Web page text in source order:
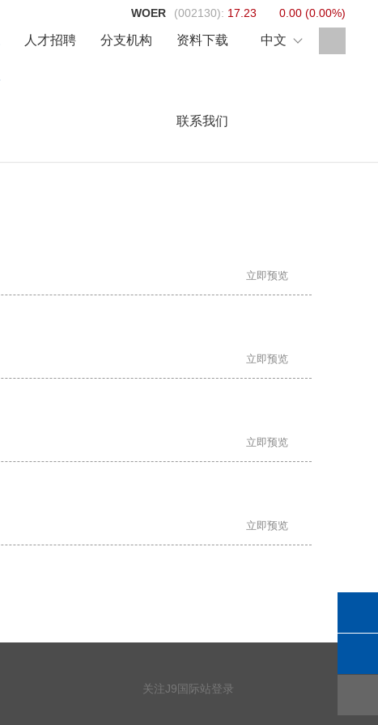
人才招聘 分支机构 资料下载
联系我们
中文
WOER (002130): 17.23 0.00 (0.00%)
联系我们[Contact us]
立即预览
立即预览
立即预览
立即预览
关注J9国际站登录